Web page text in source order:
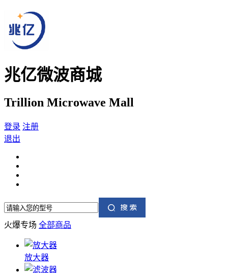
兆亿微波商城
Trillion Microwave Mall
登录 注册
退出
火爆专场 全部商品
放大器